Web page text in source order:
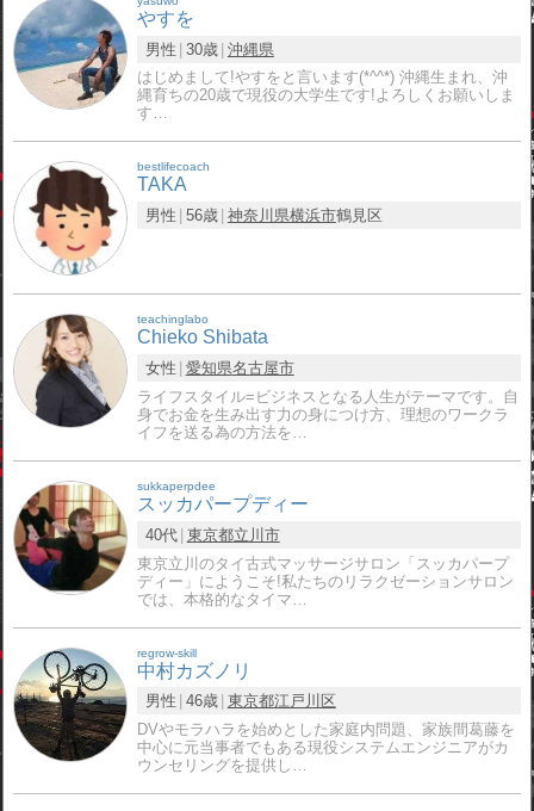
やすを
男性 30歳 沖縄県
はじめまして!やすをと言います(*^^*) 沖縄生まれ、沖
縄育ちの20歳で現役の大学生です!よろしくお願いしま
す…
bestlifecoach
TAKA
男性 56歳 神奈川県横浜市鶴見区
teachinglabo
Chieko Shibata
女性 愛知県名古屋市
ライフスタイル=ビジネスとなる人生がテーマです。自
身でお金を生み出す力の身につけ方、理想のワークラ
イフを送る為の方法を…
sukkaperpdee
スッカパープディー
40代 東京都立川市
東京立川のタイ古式マッサージサロン「スッカパープ
ディー」にようこそ!私たちのリラクゼーションサロン
では、本格的なタイマ…
regrow-skill
中村カズノリ
男性 46歳 東京都江戸川区
DVやモラハラを始めとした家庭内問題、家族間葛藤を
中心に元当事者でもある現役システムエンジニアがカ
ウンセリングを提供し…